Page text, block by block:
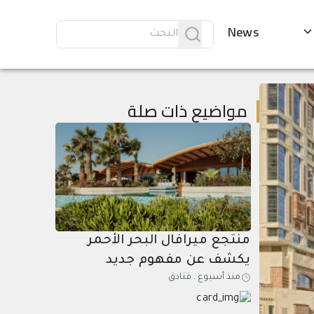
News
مواضيع ذات صلة
منتجع ميرافال البحر الأحمر
يكشف عن مفهوم جديد
لعطلات الاستشفاء الصيفية
الشاملة المخصصة للكبار فقط
منذ أسبوع . فنادق